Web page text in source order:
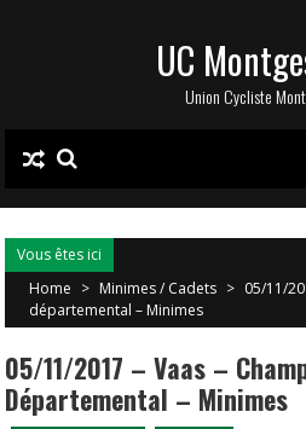
UC
Union Cycliste
Vous êtes ici
Home > Minimes / Cadets > 05/11/
départemental – Minimes
05/11/2017 – Vaas –
Départemental – Minimes